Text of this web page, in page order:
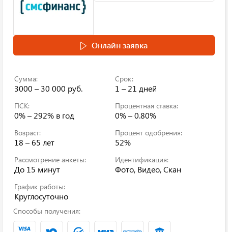
Онлайн заявка
Сумма:
3000 – 30 000 руб.
Срок:
1 – 21 дней
ПСК:
0% – 292% в год
Процентная ставка:
0% – 0.80%
Возраст:
18 – 65 лет
Процент одобрения:
52%
Рассмотрение анкеты:
До 15 минут
Идентификация:
Фото, Видео, Скан
График работы:
Круглосуточно
Способы получения: